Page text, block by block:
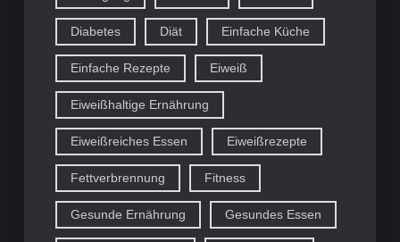
Diabetes Diät Einfache Küche
Einfache Rezepte Eiweiß
Eiweißhaltige Ernährung
Eiweißreiches Essen Eiweißrezepte
Fettverbrennung Fitness
Gesunde Ernährung Gesundes Essen